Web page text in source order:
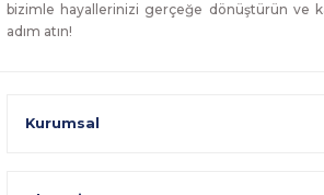
bizimle hayallerinizi gerçeğe dönüştürün ve
adım atın!
Kurumsal